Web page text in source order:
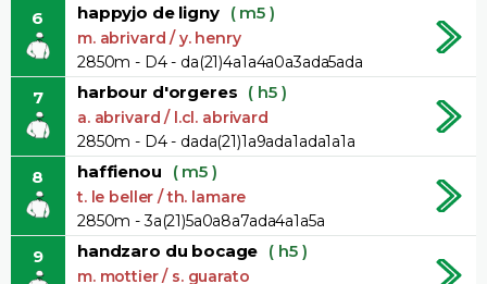
6 happyjo de ligny ( m5 )
m. abrivard / y. henry
2850m - D4 - da(21)4a1a4a0a3ada5ada
7 harbour d'orgeres ( h5 )
a. abrivard / l.cl. abrivard
2850m - D4 - dada(21)1a9ada1ada1a1a
8 haffienou ( m5 )
t. le beller / th. lamare
2850m - 3a(21)5a0a8a7ada4a1a5a
9 handzaro du bocage ( h5 )
m. mottier / s. guarato